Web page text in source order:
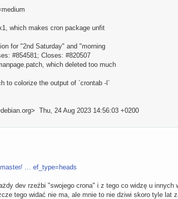
which makes cron package unfit
for "2nd Saturday" and "morning
#854581; Closes: #820507
which deleted too much
to colorize the output of `crontab -l`
Thu, 24 Aug 2023 14:56:03 +0200
… ef_type=heads
dev rzeźbi "swojego crona" i z tego co widzę u innych
tego widać nie ma, ale mnie to nie dziwi skoro tyle lat